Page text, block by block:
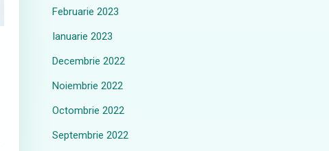
Februarie 2023
Ianuarie 2023
Decembrie 2022
Noiembrie 2022
Octombrie 2022
Septembrie 2022